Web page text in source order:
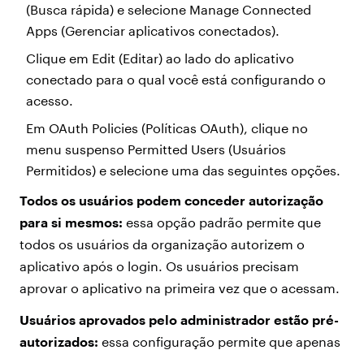
(Busca rápida) e selecione Manage Connected
Apps (Gerenciar aplicativos conectados).
Clique em Edit (Editar) ao lado do aplicativo
conectado para o qual você está configurando o
acesso.
Em OAuth Policies (Políticas OAuth), clique no
menu suspenso Permitted Users (Usuários
Permitidos) e selecione uma das seguintes opções.
Todos os usuários podem conceder autorização
para si mesmos: essa opção padrão permite que
todos os usuários da organização autorizem o
aplicativo após o login. Os usuários precisam
aprovar o aplicativo na primeira vez que o acessam.
Usuários aprovados pelo administrador estão pré-
autorizados: essa configuração permite que apenas